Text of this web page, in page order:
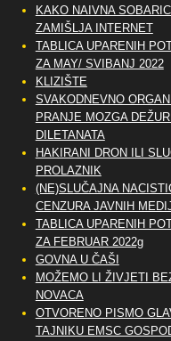
KAKO NAIVNA
ZAMIŠLJA INTERNET
TABLICA UPARENIH
ZA MAY/ SVIBANJ 2022
KLIZIŠTE
SVAKODNEVNO
PRANJE MOZGA
DILETANATA
HAKIRANI DRON ILI
PROLAZNIK
(NE)SLUČAJNA
CENZURA JAVNIH
TABLICA UPARENIH
ZA FEBRUAR 2022g
GOVNA U ČAŠI
MOŽEMO LI ŽIVJETI
NOVACA
OTVORENO PISMO
TAJNIKU EMSC